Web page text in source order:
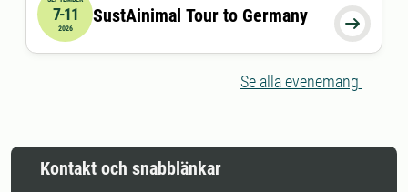
2026-09-07 00:00:00 till2026-09-11 00:00:00
7-11
2026 
SustAinimal Tour to Germany
Se alla evenemang
Kontakt och snabblänkar